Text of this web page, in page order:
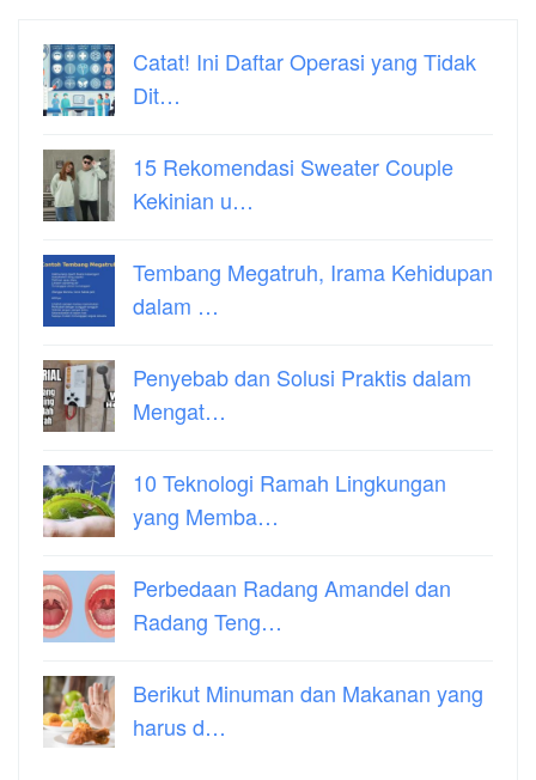
Catat! Ini Daftar Operasi yang Tidak
Dit…
15 Rekomendasi Sweater Couple
Kekinian u…
Tembang Megatruh, Irama Kehidupan
dalam …
Penyebab dan Solusi Praktis dalam
Mengat…
10 Teknologi Ramah Lingkungan
yang Memba…
Perbedaan Radang Amandel dan
Radang Teng…
Berikut Minuman dan Makanan yang
harus d…